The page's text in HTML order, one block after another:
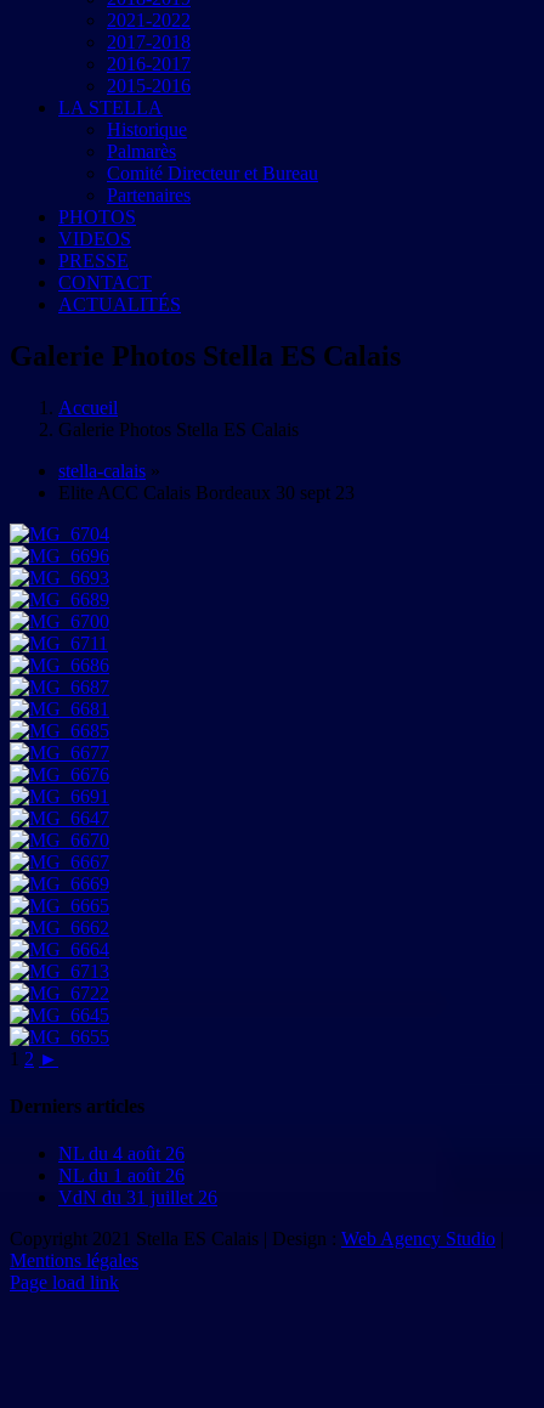
2021-2022
2017-2018
2016-2017
2015-2016
LA STELLA
Historique
Palmarès
Comité Directeur et Bureau
Partenaires
PHOTOS
VIDEOS
PRESSE
CONTACT
ACTUALITÉS
Galerie Photos Stella ES Calais
Accueil
Galerie Photos Stella ES Calais
stella-calais »
Elite ACC Calais Bordeaux 30 sept 23
1 2 ►
Derniers articles
NL du 4 août 26
NL du 1 août 26
VdN du 31 juillet 26
Copyright 2021 Stella ES Calais | Design : Web Agency Studio |
Mentions légales
Page load link